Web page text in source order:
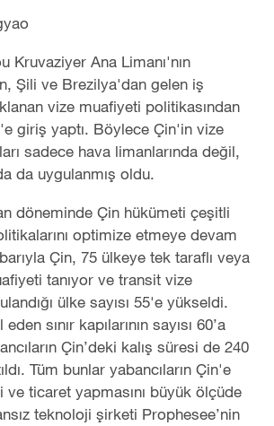
Kruvaziyer Ana Limanı'nın
Şili ve Brezilya'dan gelen iş
vize muafiyeti politikasından
giriş yaptı. Böylece Çin'in vize
sadece hava limanlarında değil,
da uygulanmış oldu.
döneminde Çin hükümeti çeşitli
optimize etmeye devam
Çin, 75 ülkeye tek taraflı veya
tanıyor ve transit vize
ülke sayısı 55'e yükseldi.
sınır kapılarının sayısı 60’a
Çin’deki kalış süresi de 240
Tüm bunlar yabancıların Çin'e
ticaret yapmasını büyük ölçüde
teknoloji şirketi Prophesee’nin